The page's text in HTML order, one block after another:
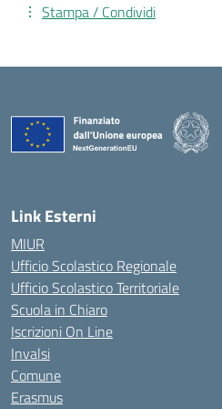
Stampa / Condividi
Link Esterni
MIUR
Ufficio Scolastico Regionale
Ufficio Scolastico Territoriale
Scuola in Chiaro
Iscrizioni On Line
Invalsi
Comune
Erasmus